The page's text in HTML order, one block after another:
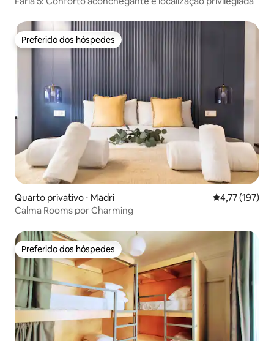
Preferido dos hóspedes
Preferido dos hóspedes
Quarto privativo ⋅ Madri 4,77 de uma
4,77 (197)
Calma Rooms por Charming
Preferido dos hóspedes
Preferido dos hóspedes